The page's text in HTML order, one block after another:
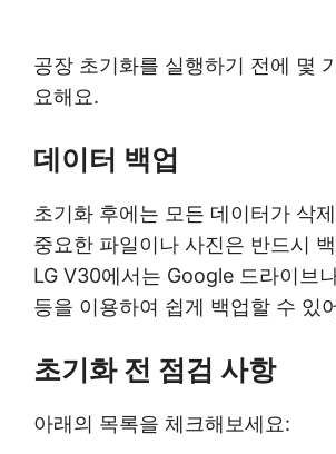
공장 초기화를 실행하기 전에 몇
요해요.
데이터 백업
초기화 후에는 모든 데이터가 삭
중요한 파일이나 사진은 반드시
LG V30에서는 Google 드라이브
등을 이용하여 쉽게 백업할 수 있
초기화 전 점검 사항
아래의 목록을 체크해보세요: